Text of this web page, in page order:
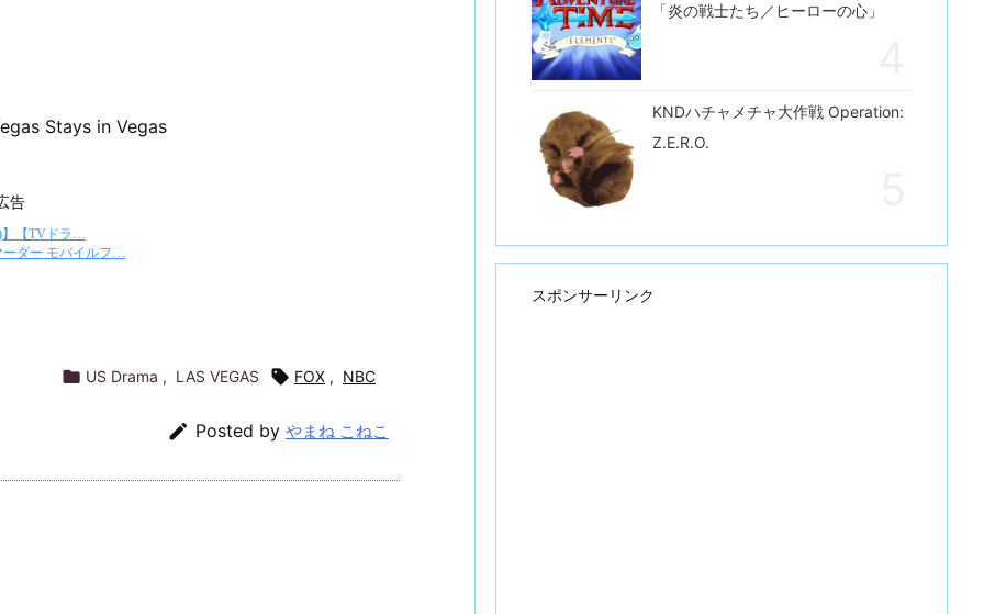
Stays in Vegas
告
 US Drama , LAS VEGAS  FOX , NBC
 Posted by やまね こねこ
「炎の戦士たち／ヒーローの心」
KNDハチャメチャ大作戦 Operation:
Z.E.R.O.
スポンサーリンク